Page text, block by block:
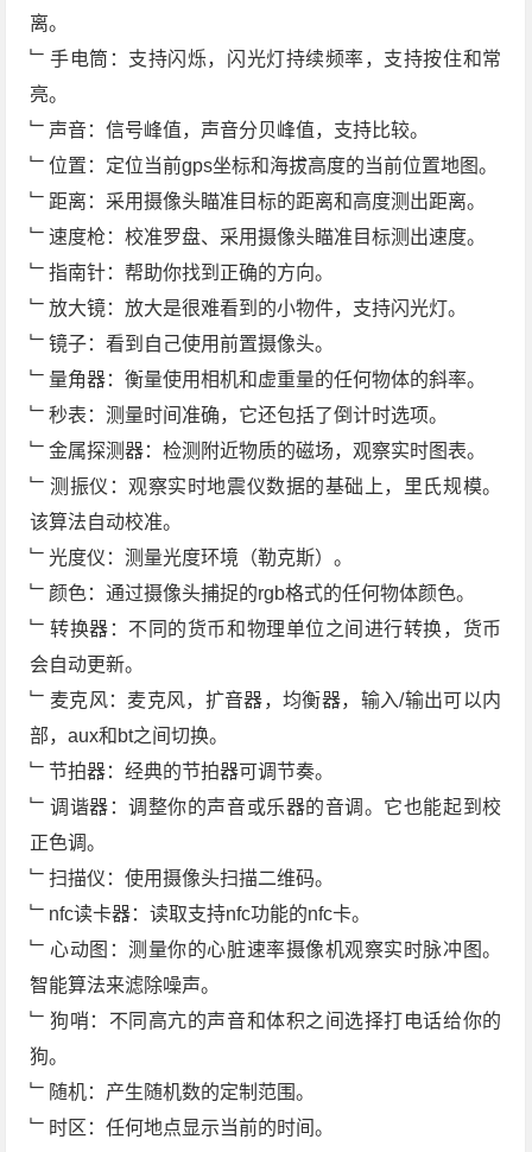
离。
﹂手电筒：支持闪烁，闪光灯持续频率，支持按住和常
亮。
﹂声音：信号峰值，声音分贝峰值，支持比较。
﹂位置：定位当前gps坐标和海拔高度的当前位置地图。
﹂距离：采用摄像头瞄准目标的距离和高度测出距离。
﹂速度枪：校准罗盘、采用摄像头瞄准目标测出速度。
﹂指南针：帮助你找到正确的方向。
﹂放大镜：放大是很难看到的小物件，支持闪光灯。
﹂镜子：看到自己使用前置摄像头。
﹂量角器：衡量使用相机和虚重量的任何物体的斜率。
﹂秒表：测量时间准确，它还包括了倒计时选项。
﹂金属探测器：检测附近物质的磁场，观察实时图表。
﹂测振仪：观察实时地震仪数据的基础上，里氏规模。
该算法自动校准。
﹂光度仪：测量光度环境（勒克斯）。
﹂颜色：通过摄像头捕捉的rgb格式的任何物体颜色。
﹂转换器：不同的货币和物理单位之间进行转换，货币
会自动更新。
﹂麦克风：麦克风，扩音器，均衡器，输入/输出可以内
部，aux和bt之间切换。
﹂节拍器：经典的节拍器可调节奏。
﹂调谐器：调整你的声音或乐器的音调。它也能起到校
正色调。
﹂扫描仪：使用摄像头扫描二维码。
﹂nfc读卡器：读取支持nfc功能的nfc卡。
﹂心动图：测量你的心脏速率摄像机观察实时脉冲图。
智能算法来滤除噪声。
﹂狗哨：不同高亢的声音和体积之间选择打电话给你的
狗。
﹂随机：产生随机数的定制范围。
﹂时区：任何地点显示当前的时间。